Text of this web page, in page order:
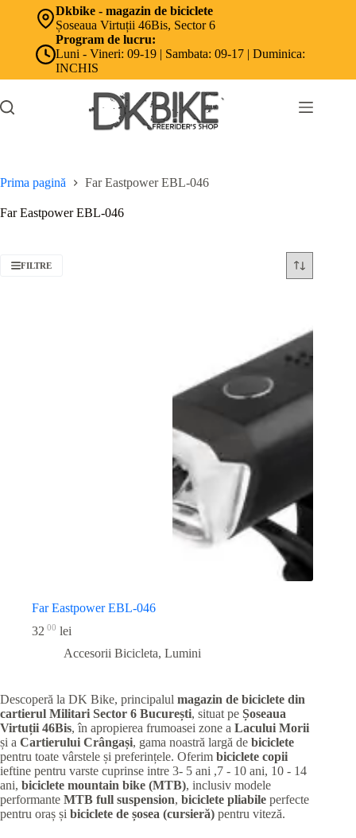
Dkbike - magazin de biciclete
Șoseaua Virtuții 46Bis, Sector 6
Program de lucru:
Luni - Vineri: 09-19 | Sambata: 09-17 | Duminica:
INCHIS
Prima pagină Far Eastpower EBL-046
Far Eastpower EBL-046
FILTRE
Far Eastpower EBL-046
32 00 lei
Accesorii Bicicleta, Lumini
Descoperă la DK Bike, principalul magazin de biciclete din
cartierul Militari Sector 6 București, situat pe Șoseaua
Virtuții 46Bis, în apropierea frumoasei zone a Lacului Morii
și a Cartierului Crângași, gama noastră largă de biciclete
pentru toate vârstele și preferințele. Oferim biciclete copii
ieftine pentru varste cuprinse intre 3- 5 ani ,7 - 10 ani, 10 - 14
ani, biciclete mountain bike (MTB), inclusiv modele
performante MTB full suspension, biciclete pliabile perfecte
pentru oraș și biciclete de șosea (cursieră) pentru viteză.